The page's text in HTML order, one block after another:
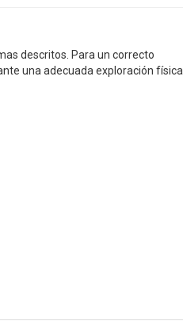
descritos. Para un correcto
una adecuada exploración física.